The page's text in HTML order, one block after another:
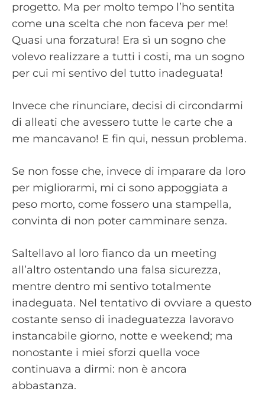
progetto. Ma per molto tempo l’ho sentita
come una scelta che non faceva per me!
Quasi una forzatura! Era sì un sogno che
volevo realizzare a tutti i costi, ma un sogno
per cui mi sentivo del tutto inadeguata!
Invece che rinunciare, decisi di circondarmi
di alleati che avessero tutte le carte che a
me mancavano! E fin qui, nessun problema.
Se non fosse che, invece di imparare da loro
per migliorarmi, mi ci sono appoggiata a
peso morto, come fossero una stampella,
convinta di non poter camminare senza.
Saltellavo al loro fianco da un meeting
all’altro ostentando una falsa sicurezza,
mentre dentro mi sentivo totalmente
inadeguata. Nel tentativo di ovviare a questo
costante senso di inadeguatezza lavoravo
instancabile giorno, notte e weekend; ma
nonostante i miei sforzi quella voce
continuava a dirmi: non è ancora
abbastanza.